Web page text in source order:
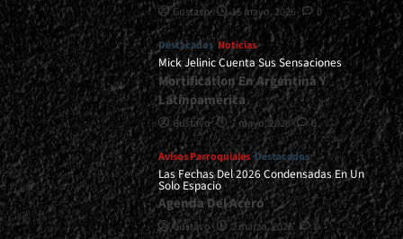
Gustavo 15 mayo, 2026 0
Destacados Noticias
Mick Jelinic Cuenta Sus Sensaciones
Mortification En Argentina Y
Latinoamérica
Gustavo 7 mayo, 2026 0
Avisos Parroquiales Destacados
Las Fechas Del 2026 Condensadas En Un
Solo Espacio
Agenda Del Acero
Gustavo 2 marzo, 2026 0